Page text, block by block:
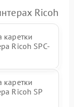
Ricoh
каретки
Ricoh SPC-
каретки
Ricoh SP